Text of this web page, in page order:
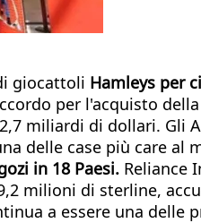
giocattoli Hamleys per
per l'acquisto
miliardi di dollari. Gli
delle case più care al
in 18 Paesi. Reliance
milioni di sterline,
a essere una